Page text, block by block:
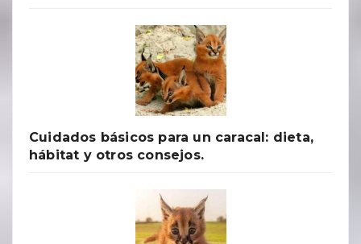
Cuidados básicos para un caracal: dieta,
hábitat y otros consejos.